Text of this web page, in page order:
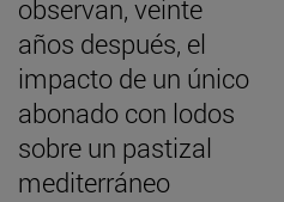
observan, veinte
años después, el
impacto de un único
abonado con lodos
sobre un pastizal
mediterráneo